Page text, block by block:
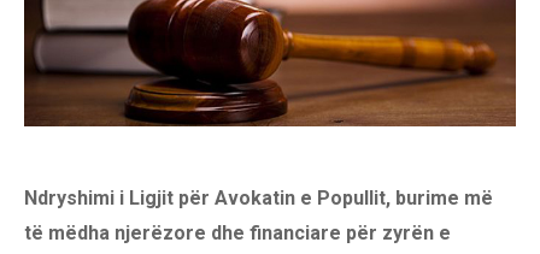
Ndryshimi i Ligjit për Avokatin e Popullit, burime më
të mëdha njerëzore dhe financiare për zyrën e